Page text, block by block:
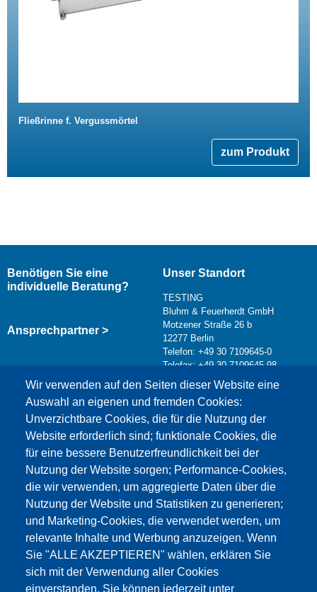
Fließrinne f. Vergussmörtel
zum Produkt
Wir verwenden auf den Seiten dieser Website eine
Auswahl an eigenen und fremden Cookies:
Unverzichtbare Cookies, die für die Nutzung der
Website erforderlich sind; funktionale Cookies, die
für eine bessere Benutzerfreundlichkeit bei der
Nutzung der Website sorgen; Performance-Cookies,
die wir verwenden, um aggregierte Daten über die
Nutzung der Website und Statistiken zu generieren;
und Marketing-Cookies, die verwendet werden, um
relevante Inhalte und Werbung anzuzeigen. Wenn
Sie "ALLE AKZEPTIEREN" wählen, erklären Sie
sich mit der Verwendung aller Cookies
einverstanden. Sie können jederzeit unter
Benötigen Sie eine
individuelle Beratung?
Ansprechpartner >
Unser Standort
TESTING
Bluhm & Feuerherdt GmbH
Motzener Straße 26 b
12277 Berlin
Telefon: +49 30 7109645-0
Telefax: +49 30 7109645-98
info@testing.de
Dieser Inhalt ist blockiert, da die Google Maps
Cookies nicht akzeptiert wurden.
NUR DIE GOOGLE MAPS COOKIES
AKZEPTIEREN.